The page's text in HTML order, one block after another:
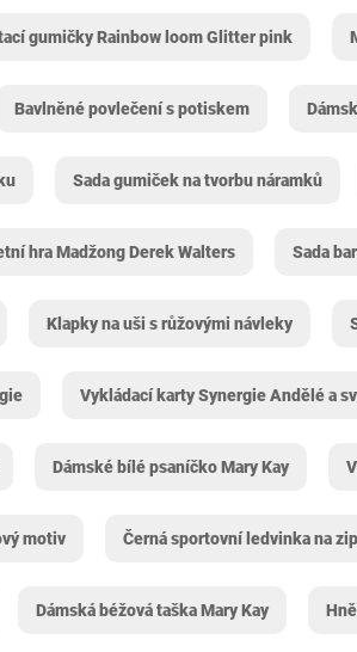
gumičky Rainbow loom Glitter pink
Bavlněné povlečení s potiskem
Sada gumiček na tvorbu náramků
hra Madžong Derek Walters Sada
Klapky na uši s růžovými návleky
Vykládací karty Synergie Andělé a
Dámské bílé psaníčko Mary Kay
motiv Černá sportovní ledvinka na zip
Dámská béžová taška Mary Kay